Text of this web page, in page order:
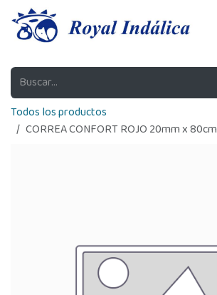
Ir al contenido
Todos los productos
CORREA CONFORT ROJO 20mm x 80cm